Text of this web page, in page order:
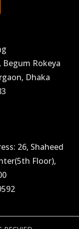
Begum Rokeya
Dhaka
26, Shaheed
Floor),